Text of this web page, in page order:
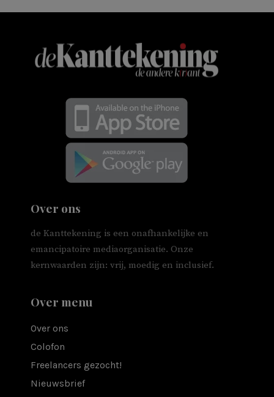
Over ons
de Kanttekening is een onafhankelijke en
emancipatoire mediaorganisatie. Onze
kernwaarden zijn: vrij, moedig en inclusief.
Over menu
Over ons
Colofon
Freelancers gezocht!
Nieuwsbrief